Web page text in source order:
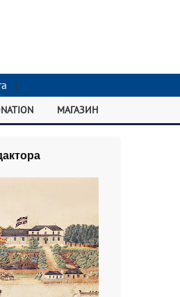
|
МАГАЗИН